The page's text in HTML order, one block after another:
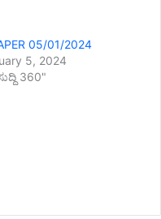
05/01/2024
5, 2024
360"